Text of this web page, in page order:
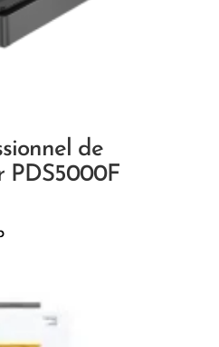
de
PDS5000F